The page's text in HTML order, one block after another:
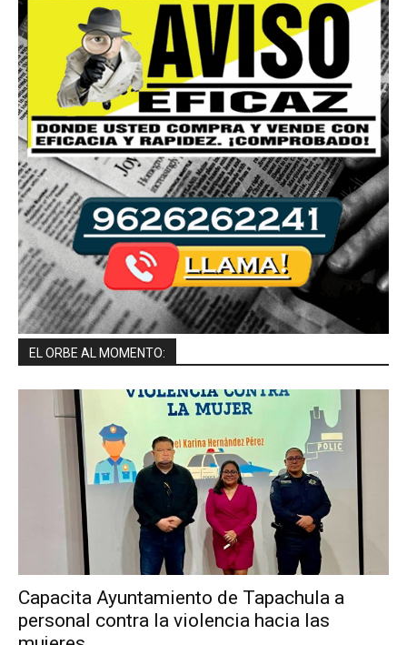
EL ORBE AL MOMENTO:
Capacita Ayuntamiento de Tapachula a
personal contra la violencia hacia las